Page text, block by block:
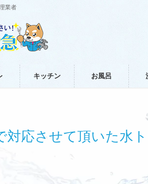
業者
キッチン お風呂
対応させて頂いた水